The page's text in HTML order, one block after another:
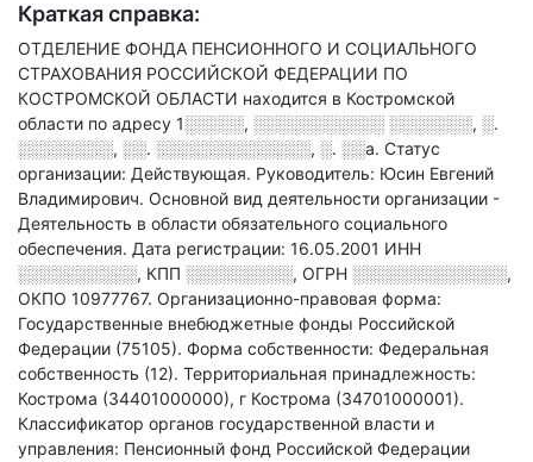
Краткая справка:
ОТДЕЛЕНИЕ ФОНДА ПЕНСИОННОГО И СОЦИАЛЬНОГО
СТРАХОВАНИЯ РОССИЙСКОЙ ФЕДЕРАЦИИ ПО
КОСТРОМСКОЙ ОБЛАСТИ находится в Костромской
области по адресу 1░░░░░, ░░░░░░░░░░░ ░░░░░░░, ░.
░░░░░░░░, ░░. ░░░░░░░░░░░░░, ░. ░░а. Статус
организации: Действующая. Руководитель: Юсин Евгений
Владимирович. Основной вид деятельности организации -
Деятельность в области обязательного социального
обеспечения. Дата регистрации: 16.05.2001 ИНН
░░░░░░░░░░, КПП ░░░░░░░░░, ОГРН ░░░░░░░░░░░░░,
ОКПО 10977767. Организационно-правовая форма:
Государственные внебюджетные фонды Российской
Федерации (75105). Форма собственности: Федеральная
собственность (12). Территориальная принадлежность:
Кострома (34401000000), г Кострома (34701000001).
Классификатор органов государственной власти и
управления: Пенсионный фонд Российской Федерации